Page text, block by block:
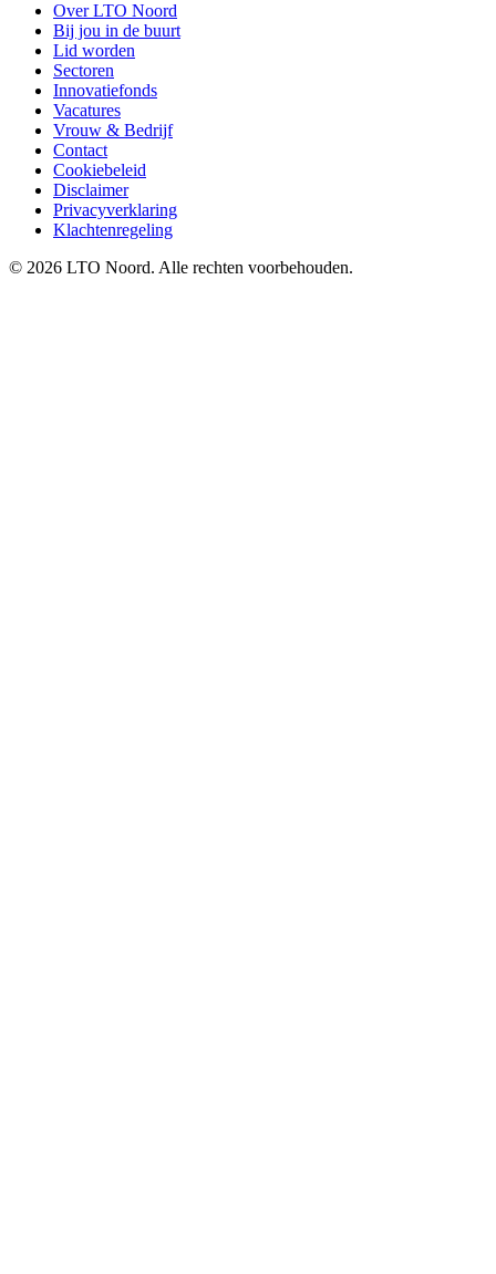
Over LTO Noord
Bij jou in de buurt
Lid worden
Sectoren
Innovatiefonds
Vacatures
Vrouw & Bedrijf
Contact
Cookiebeleid
Disclaimer
Privacyverklaring
Klachtenregeling
© 2026 LTO Noord. Alle rechten voorbehouden.